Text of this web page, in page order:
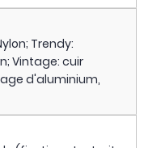
Trendy:
Vintage: cuir
d'aluminium,